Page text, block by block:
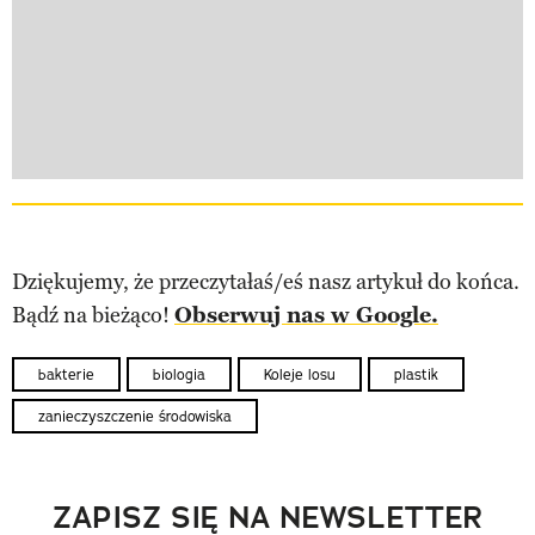
Dziękujemy, że przeczytałaś/eś nasz artykuł do końca.
Bądź na bieżąco! Obserwuj nas w Google.
bakterie biologia Koleje losu plastik
zanieczyszczenie środowiska
ZAPISZ SIĘ NA NEWSLETTER